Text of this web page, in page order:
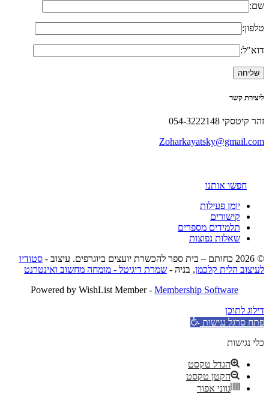
שם:
טלפון:
דוא"ל:
ליצירת קשר
זהר קיטסקי 054-3222148
Zoharkayatsky@gmail.com
חפשו אותנו
יומן פעילות
קישורים
תלמידים מספרים
שאלות נפוצות
© 2026 כחותם – בית ספר להכשרת יועצים ביוגרפים. עיצוב -
סטודיו
לעיצוב הלית קלכמן, בניה - שמרת דיגיטל - מומחה מחשוב ואינטרנט
Powered by WishList Member - Membership Software
דילוג לתוכן
פתח סרגל נגישות
כלי נגישות
הגדל טקסט
הקטן טקסט
גווני אפור